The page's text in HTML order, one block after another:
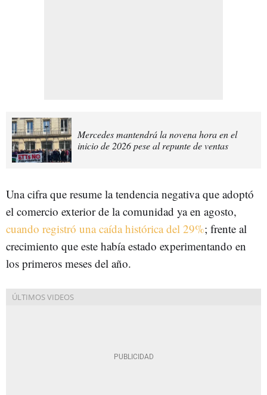
Mercedes mantendrá la novena hora en el
inicio de 2026 pese al repunte de ventas
Una cifra que resume la tendencia negativa que adoptó
el comercio exterior de la comunidad ya en agosto,
cuando registró una caída histórica del 29%; frente al
crecimiento que este había estado experimentando en
los primeros meses del año.